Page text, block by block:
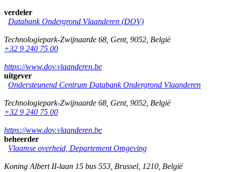
verdeler
Databank Ondergrond Vlaanderen (DOV)
Technologiepark-Zwijnaarde 68 Gent, 9052 België
+32 9 240 75 00
https://www.dov.vlaanderen.be
uitgever
Ondersteunend Centrum Databank Ondergrond Vlaanderen
Technologiepark-Zwijnaarde 68 Gent, 9052 België
+32 9 240 75 00
https://www.dov.vlaanderen.be
beheerder
Vlaamse overheid, Departement Omgeving
Koning Albert II-laan 15 bus 553 Brussel 1210 België